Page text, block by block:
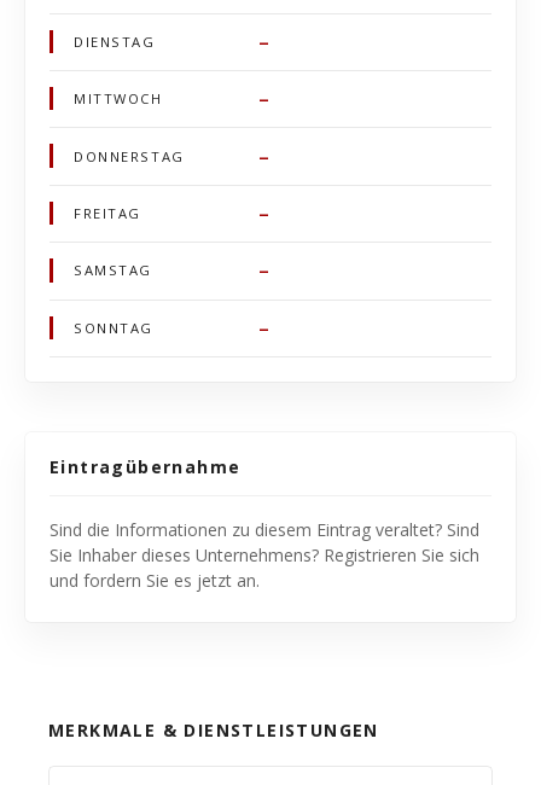
DIENSTAG –
MITTWOCH –
DONNERSTAG –
FREITAG –
SAMSTAG –
SONNTAG –
Eintragübernahme
Sind die Informationen zu diesem Eintrag veraltet? Sind
Sie Inhaber dieses Unternehmens? Registrieren Sie sich
und fordern Sie es jetzt an.
MERKMALE & DIENSTLEISTUNGEN